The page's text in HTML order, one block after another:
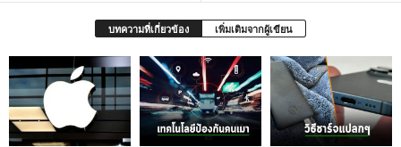
บทความที่เกี่ยวข้อง เพิ่มเติมจากผู้เขียน